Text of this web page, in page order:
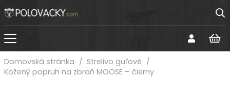
Domovská stránka / Strelivo guľové /
Kožený popruh na zbraň MOOSE – čierny